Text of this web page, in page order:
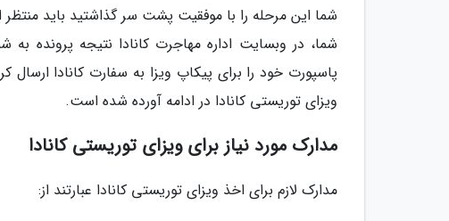
شما این مرحله را با موفقیت پشت سر گذاشتید باید
شما، در وبسایت اداره مهاجرت کانادا نتیجه پرونده به
پاسپورت خود را برای پیکاپ ویزا به سفارت کانادا
ویزای توریستی کانادا در ادامه آورده شده است.
مدارک مورد نیاز برای ویزای توریستی کانادا
مدارک لازم برای اخذ ویزای توریستی کانادا عبارتند از: